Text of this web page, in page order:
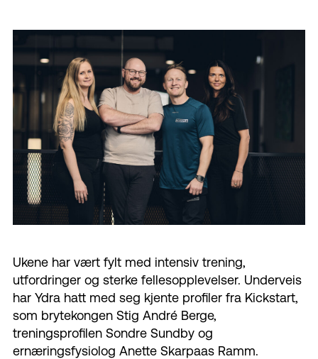
Ukene har vært fylt med intensiv trening,
utfordringer og sterke fellesopplevelser. Underveis
har Ydra hatt med seg kjente profiler fra Kickstart,
som brytekongen Stig André Berge,
treningsprofilen Sondre Sundby og
ernæringsfysiolog Anette Skarpaas Ramm.